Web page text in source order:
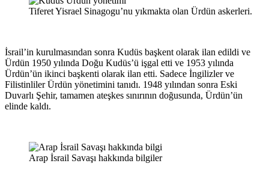
Tiferet Yisrael Sinagogu’nu yıkmakta olan Ürdün askerleri.
İsrail’in kurulmasından sonra Kudüs başkent olarak ilan edildi ve
Ürdün 1950 yılında Doğu Kudüs’ü işgal etti ve 1953 yılında
Ürdün’ün ikinci başkenti olarak ilan etti. Sadece İngilizler ve
Filistinliler Ürdün yönetimini tanıdı. 1948 yılından sonra Eski
Duvarlı Şehir, tamamen ateşkes sınırının doğusunda, Ürdün’ün
elinde kaldı.
Arap İsrail Savaşı hakkında bilgiler